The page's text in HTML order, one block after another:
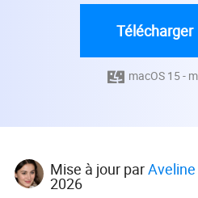
Télécharger
 macOS 15 -
Mise à jour parAveline
2026